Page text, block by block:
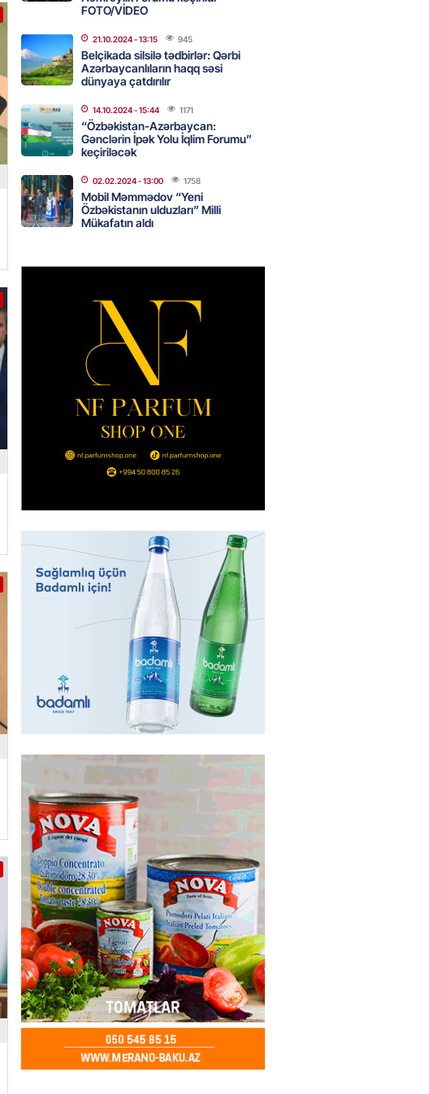
Birbank Star kartını indi sifariş
edin, nağdlaşdırmanı komissiyasız
edin
06.08.2026- 15:07
ÖLKƏ
təyin edəcək
06.08.2026- 15:00
Azərbaycan Ukraynaya qaz tədarük
- 14:45
Prezident Əliyev 2 diplomatı geri çağırdı
06.08.2026
Jurnalistin dənizdə batan qardaşı tələbə
MANŞET
Sarkisyanın əmlakı müsadirə EDİLDİ
06.08.2026- 14:00 82
İtaliyada zibil qutusuna atılan 1 milyon
avroluq lotereya bileti iki günlük
axtarışdan sonra tapılıb
06.08.2026- 13:45 72
HADISƏ
Tərtərdə FACİƏ – Ər-arvad yanaraq
06.08.2026- 13:30
BANNER
Tramp: İranla müharibəyə yox, sülhə
üstünlük verərdim
06.08.2026- 13:15 83
GÜNDƏM
Azərbaycan üzərindən Ermənistana
Rusiya buğdası gedib
06.08.2026- 13:00 85
ABŞ-da qalma müddətinizi aşsanız,
FOTO/VİDEO
21.10.2024- 13:15 945
Belçikada silsilə tədbirlər: Qərbi
Azərbaycanlıların haqq səsi
dünyaya çatdırılır
14.10.2024- 15:44 1171
“Özbəkistan-Azərbaycan:
Gənclərin İpək Yolu İqlim Forumu”
keçiriləcək
02.02.2024- 13:00 1758
Mobil Məmmədov “Yeni
Özbəkistanın ulduzları” Milli
Mükafatın aldı